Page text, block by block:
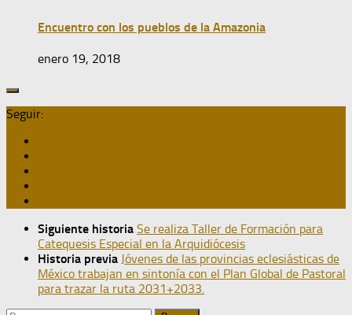
Encuentro con los pueblos de la Amazonia
enero 19, 2018
Seguir:
Siguiente historia Se realiza Taller de Formación para
Catequesis Especial en la Arquidiócesis
Historia previa Jóvenes de las provincias eclesiásticas de
México trabajan en sintonía con el Plan Global de Pastoral
para trazar la ruta 2031+2033.